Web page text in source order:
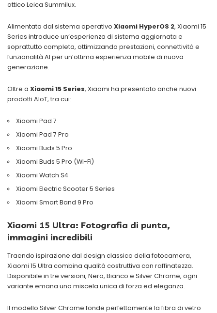
ottico Leica Summilux.
Alimentata dal sistema operativo Xiaomi HyperOS 2, Xiaomi 15
Series introduce un’esperienza di sistema aggiornata e
soprattutto completa, ottimizzando prestazioni, connettività e
funzionalità AI per un’ottima esperienza mobile di nuova
generazione.
Oltre a Xiaomi 15 Series, Xiaomi ha presentato anche nuovi
prodotti AIoT, tra cui:
Xiaomi Pad 7
Xiaomi Pad 7 Pro
Xiaomi Buds 5 Pro
Xiaomi Buds 5 Pro (Wi-Fi)
Xiaomi Watch S4
Xiaomi Electric Scooter 5 Series
Xiaomi Smart Band 9 Pro
Xiaomi 15 Ultra: Fotografia di punta,
immagini incredibili
Traendo ispirazione dal design classico della fotocamera,
Xiaomi 15 Ultra combina qualità costruttiva con raffinatezza.
Disponibile in tre versioni, Nero, Bianco e Silver Chrome, ogni
variante emana una miscela unica di forza ed eleganza.
Il modello Silver Chrome fonde perfettamente la fibra di vetro